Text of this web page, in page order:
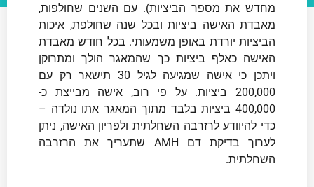
מחדש את מספר הביציות). עם השנים שחולפות,
מאבדת האישה ביציות ובכל שנה שחולפת, איכות
הביציות יורדת באופן משמעותי. בכל חודש מאבדת
האישה כאלף ביציות כך שהמאגר הולך ומתרוקן
ויתכן כי אישה שמגיעה לגיל 30 תישאר רק עם
200,000 ביציות. על פי רוב, אישה מבייצת כ-
400,000 ביציות בלבד מתוך המאגר אתו נולדה –
כדי להיוודע לרזרבה השחלתית ולפריון האישה, ניתן
לערוך בדיקת דם AMH שתעריך את הרזרבה
השחלתית.